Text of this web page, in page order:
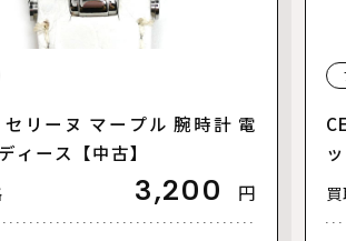
セリーヌ マープル 腕時計 電
ィース【中古】
3,200 円